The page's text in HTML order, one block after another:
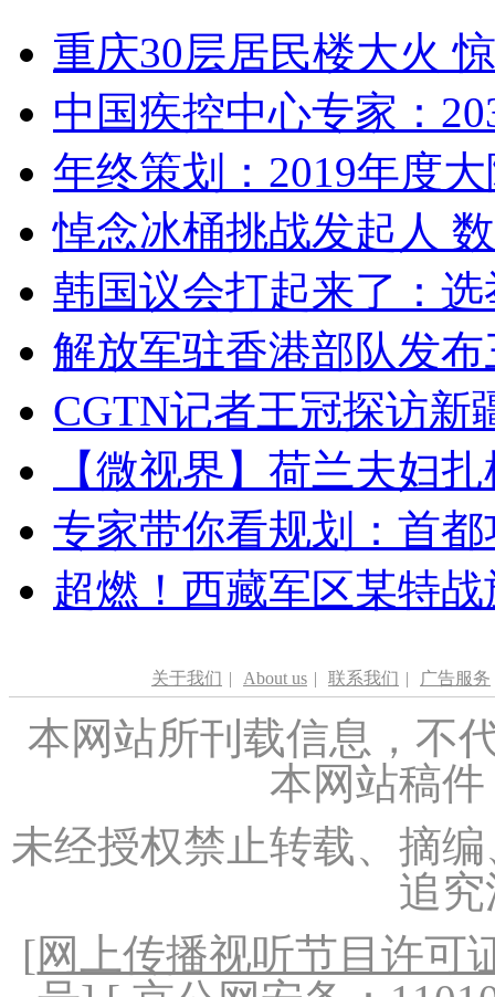
重庆30层居民楼大火
中国疾控中心专家：
年终策划：2019年度
悼念冰桶挑战发起人
韩国议会打起来了：
解放军驻香港部队发
CGTN记者王冠探访新
【微视界】荷兰夫妇
专家带你看规划：首
超燃！西藏军区某特
关于我们 | About us | 联系我们 | 广告服务
本网站所刊载信息，不
本网站稿
未经授权禁止转载、摘
追
[网上传播视听节目许可